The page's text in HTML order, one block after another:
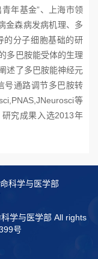
青年基金”、上海市领
金森病发病机理、多
的分子细胞基础的研
多巴胺能受体的生理
述了多巴胺能神经元
号通路调节多巴胺转
等
研究成果入选2013年
科学与医学部
学与医学部 All rights
号